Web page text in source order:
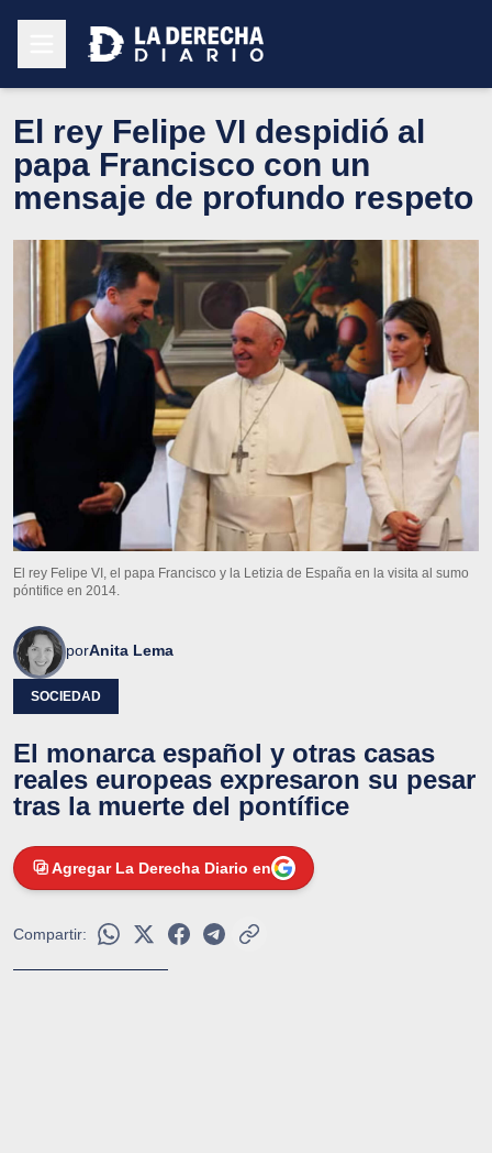
El rey Felipe VI despidió al
papa Francisco con un
mensaje de profundo respeto
El rey Felipe VI, el papa Francisco y la Letizia de España en la visita al sumo
póntifice en 2014.
porAnita Lema
SOCIEDAD
El monarca español y otras casas
reales europeas expresaron su pesar
tras la muerte del pontífice
Agregar La Derecha Diario en
Compartir: